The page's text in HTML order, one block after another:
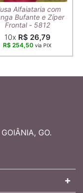
Alfaiataria com
Bufante e Zíper
Frontal - 5812
10x R$ 26,79
R$ 254,50 via PIX
GO.